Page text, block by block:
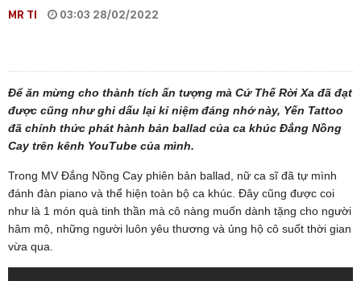
MR TI 03:03 28/02/2022
Để ăn mừng cho thành tích ấn tượng mà Cứ Thế Rời Xa đã đạt
được cũng như ghi dấu lại kỉ niệm đáng nhớ này, Yến Tattoo
đã chính thức phát hành bản ballad của ca khúc Đắng Nồng
Cay trên kênh YouTube của mình.
Trong MV Đắng Nồng Cay phiên bản ballad, nữ ca sĩ đã tự mình
đánh đàn piano và thể hiện toàn bộ ca khúc. Đây cũng được coi
như là 1 món quà tinh thần mà cô nàng muốn dành tặng cho người
hâm mộ, những người luôn yêu thương và ủng hộ cô suốt thời gian
vừa qua.